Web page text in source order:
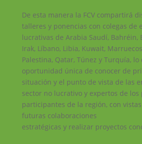
De esta manera la FCV compartirá
talleres y ponencias con colegas de
lucrativas de Arabia Saudí, Bahréin,
Irak, Líbano, Libia, Kuwait,
Palestina, Qatar, Túnez y Turquía, lo
oportunidad única de conocer de
situación y el punto de vista de las
sector no lucrativo y expertos de los
participantes de la región, con
futuras colaboraciones
estratégicas y realizar proyectos